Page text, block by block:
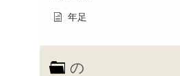
年足
の